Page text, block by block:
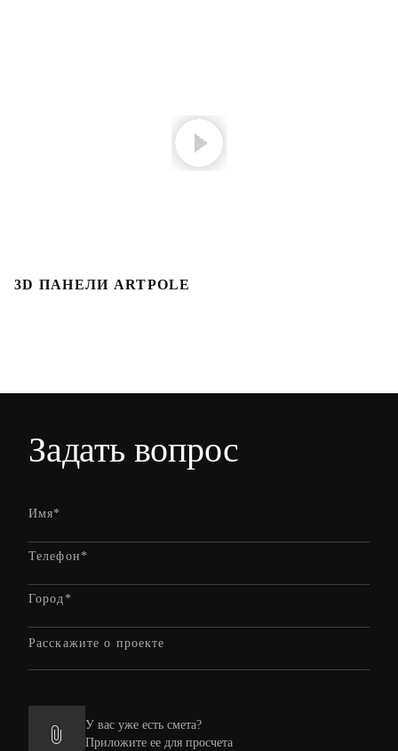
3D ПАНЕЛИ ARTPOLE
Задать вопрос
У вас уже есть смета?
Приложите ее для просчета